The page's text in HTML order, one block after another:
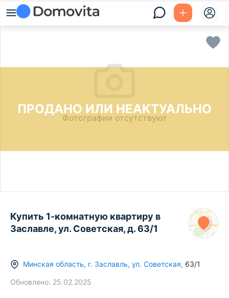
ПРОДАНО ИЛИ НЕАКТУАЛЬНО
Фотографии отсутствуют
Купить 1-комнатную квартиру в
Заславле, ул. Советская, д. 63/1
Минская область, г. Заславль, ул. Советская, 63/1
Обновлено: 25.02.2025